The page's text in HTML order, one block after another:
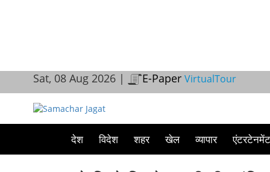
Sat, 08 Aug 2026 | E-Paper VirtualTour
देश विदेश शहर खेल व्यापार एंटरटेनमेंट